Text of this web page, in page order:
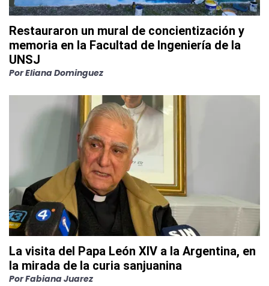
Restauraron un mural de concientización y
memoria en la Facultad de Ingeniería de la
UNSJ
PorEliana Dominguez
La visita del Papa León XIV a la Argentina, en
la mirada de la curia sanjuanina
PorFabiana Juarez